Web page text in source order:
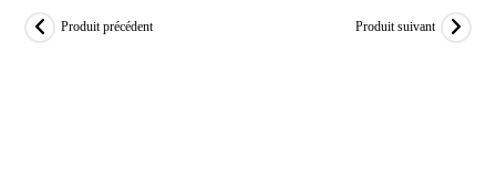
Produit précédent Produit suivant